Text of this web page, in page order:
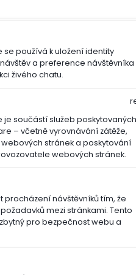
se používá k uložení identity
a preference návštěvníka
živého chatu.
je součástí služeb poskytovaných
– včetně vyrovnávání zátěže,
stránek a poskytování
webových stránek.
procházení návštěvníků tím, že
mezi stránkami. Tento
pro bezpečnost webu a